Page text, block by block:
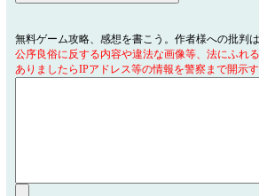
無料ゲーム攻略、感想を書こう。作者様への批判は
公序良俗に反する内容や違法な画像等、法にふれ
ありましたらIPアドレス等の情報を警察まで開示